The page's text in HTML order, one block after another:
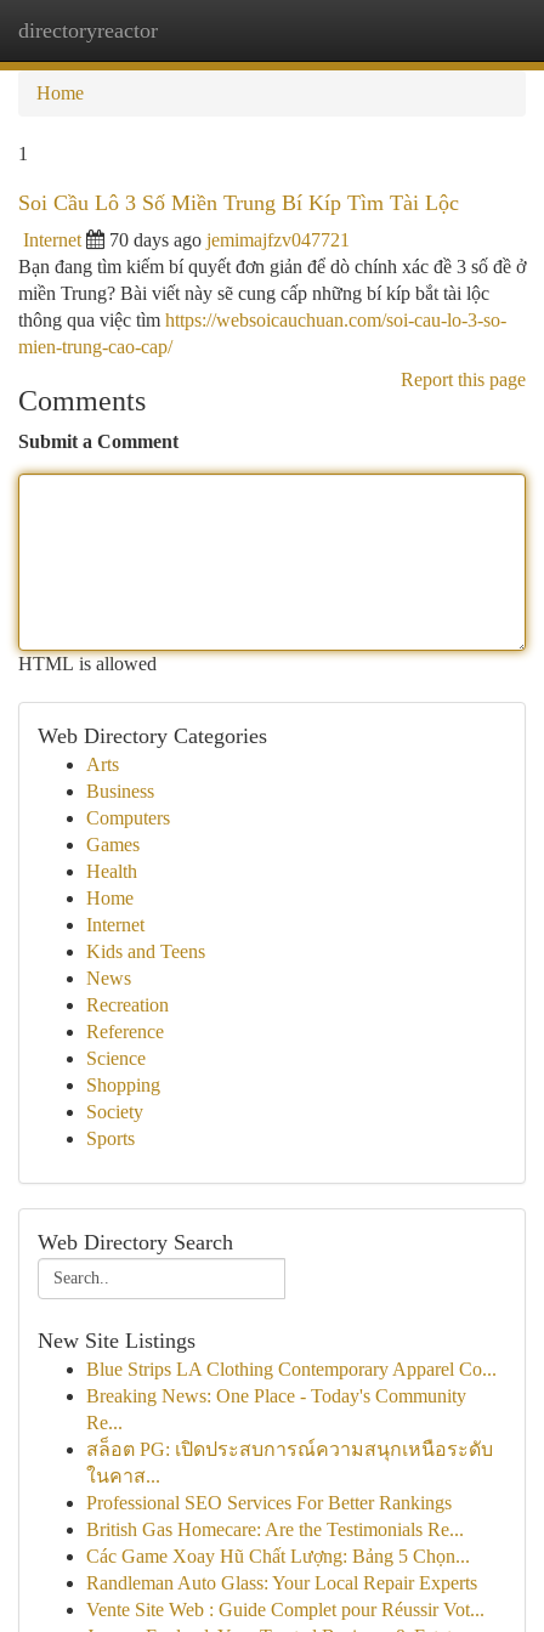
directoryreactor
Home
1
Soi Cầu Lô 3 Số Miền Trung Bí Kíp Tìm Tài Lộc
Internet 70 days ago jemimajfzv047721
Bạn đang tìm kiếm bí quyết đơn giản để dò chính xác đề 3 số đề ở
miền Trung? Bài viết này sẽ cung cấp những bí kíp bắt tài lộc
thông qua việc tìm https://websoicauchuan.com/soi-cau-lo-3-so-
mien-trung-cao-cap/
Report this page
Comments
Submit a Comment
HTML is allowed
Web Directory Categories
Arts
Business
Computers
Games
Health
Home
Internet
Kids and Teens
News
Recreation
Reference
Science
Shopping
Society
Sports
Web Directory Search
New Site Listings
Blue Strips LA Clothing Contemporary Apparel Co...
Breaking News: One Place - Today's Community
Re...
สล็อต PG: เปิดประสบการณ์ความสนุกเหนือระดับ
ในคาส...
Professional SEO Services For Better Rankings
British Gas Homecare: Are the Testimonials Re...
Các Game Xoay Hũ Chất Lượng: Bảng 5 Chọn...
Randleman Auto Glass: Your Local Repair Experts
Vente Site Web : Guide Complet pour Réussir Vot...